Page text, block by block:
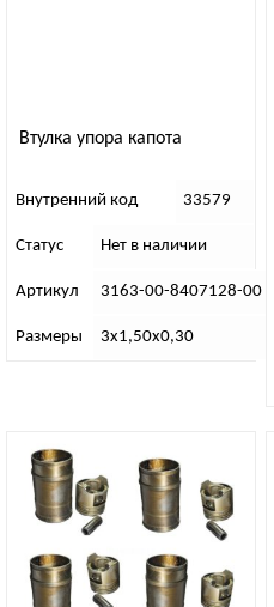
Втулка упора капота
Внутренний код 33579
Статус Нет в наличии
Артикул 3163-00-8407128-00
Размеры 3х1,50х0,30